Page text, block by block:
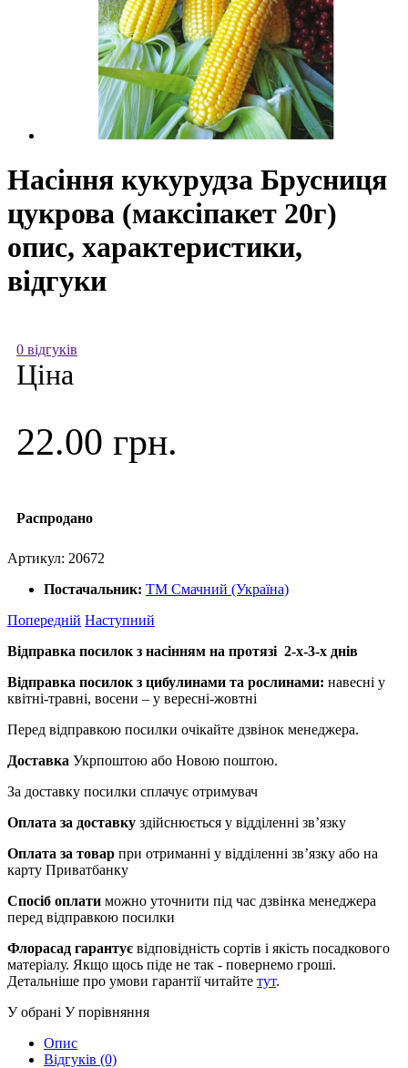
Насіння кукурудза Брусниця
цукрова (максіпакет 20г)
опис, характеристики,
відгуки
0 відгуків
Ціна
22.00 грн.
Распродано
Артикул: 20672
Постачальник: ТМ Смачний (Україна)
Попередній Наступний
Відправка посилок з насінням на протязі 2-х-3-х днів
Відправка посилок з цибулинами та рослинами: навесні у
квітні-травні, восени – у вересні-жовтні
Перед відправкою посилки очікайте дзвінок менеджера.
Доставка Укрпоштою або Новою поштою.
За доставку посилки сплачує отримувач
Оплата за доставку здійснюється у відділенні зв’язку
Оплата за товар при отриманні у відділенні зв’язку або на
карту Приватбанку
Спосіб оплати можно уточнити під час дзвінка менеджера
перед відправкою посилки
Флорасад гарантує відповідність сортів і якість посадкового
матеріалу. Якщо щось піде не так - повернемо гроші.
Детальніше про умови гарантії читайте тут.
У обрані У порівняння
Опис
Відгуків (0)